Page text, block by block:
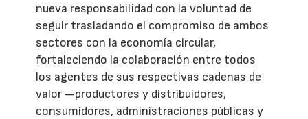
nueva responsabilidad con la voluntad de
seguir trasladando el compromiso de ambos
sectores con la economía circular,
fortaleciendo la colaboración entre todos
los agentes de sus respectivas cadenas de
valor —productores y distribuidores,
consumidores, administraciones públicas y